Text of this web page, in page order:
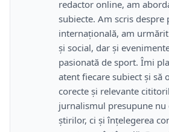
redactor online, am
subiecte. Am scris despre
internațională, am
și social, dar și
pasionată de sport. Îmi
atent fiecare subiect și să
corecte și relevante
jurnalismul presupune
știrilor, ci și înțelegerea